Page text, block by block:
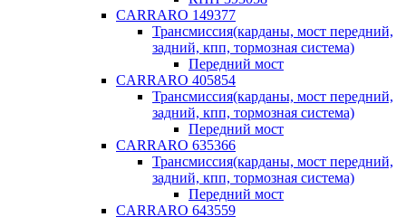
CARRARO 149377
Трансмиссия(карданы, мост передний,
задний, кпп, тормозная система)
Передний мост
CARRARO 405854
Трансмиссия(карданы, мост передний,
задний, кпп, тормозная система)
Передний мост
CARRARO 635366
Трансмиссия(карданы, мост передний,
задний, кпп, тормозная система)
Передний мост
CARRARO 643559